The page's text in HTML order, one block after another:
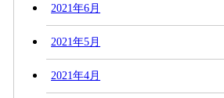
2021年6月
2021年5月
2021年4月